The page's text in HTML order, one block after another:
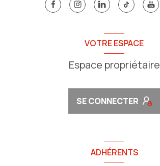
VOTRE ESPACE
Espace propriétaire
SE CONNECTER
ADHÉRENTS